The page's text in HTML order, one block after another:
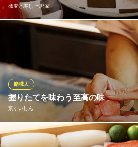
鮨まつもと
鮨
阪急京都線京都河原町駅 徒歩1分
京都府京都市下京区真苧屋町99 ブーケガルニ2F
蕎麦と寿し 七乃家
「蕎麦屋でちょっと一杯」をより自由に
ニューの自家製十割蕎麦は、これまでの
が自慢です。天ぷら・寿司の名店「米福
提供する海鮮料理や天ぷらも充実。お一
気の合う仲間との宴会まで、幅広いシー
※こちらは夜のみのこだわりです。
蕎麦と寿し 七乃家
蕎麦と天ぷらと寿し
地下鉄烏丸線京都駅 徒歩5分
握りたてを味わう至高の味
京すいしん
鮨職人
厳選された新鮮な旬のネタを、職人が